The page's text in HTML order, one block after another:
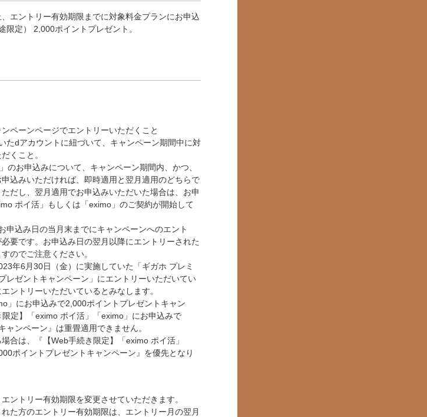
エントリー有効期限までに対象料金プランにお申込
定） 2,000ポイントプレゼント。
ペーンページでエントリーいただくこと
たdアカウントに紐づいて、キャンペーン期間中に対
くこと。
お申込みについて、キャンペーン期間内、かつ、
込みいただければ、即時適用と翌月適用のどちらで
だし、翌月適用でお申込みいただいた場合は、お申
ポイ活」もしくは「eximo」のご契約が開始して
申込み日の当月末までにキャンペーンへのエント
要です。お申込み日の翌月以降にエントリーされた
のでご注意ください。
年6月30日（金）に実施していた「ギガホ プレミ
レゼントキャンペーン」にエントリーいただいてい
ントリーいただいているとみなします。
」にお申込みで2,000ポイントプレゼントキャン
定】「eximo ポイ活」「eximo」にお申込みで
ャンペーン』は重畳適用できません。
合は、『【Web手続き限定】「eximo ポイ活」
ポイントプレゼントキャンペーン』を優先となり
ントリー有効期限を変更させていただきます。
た方のエントリー有効期限は、エントリー月の翌月